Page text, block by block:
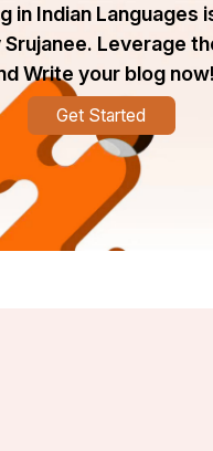
in Indian Languages
Srujanee. Leverage
Write your blog
Get Started